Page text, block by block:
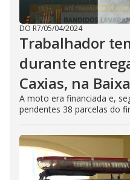
DO R7/05/04/2024
Trabalhador
durante
Caxias, na
A moto era financiada e,
pendentes 38 parcelas do